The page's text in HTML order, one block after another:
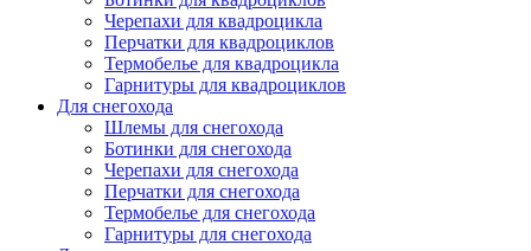
Черепахи для квадроцикла
Перчатки для квадроциклов
Термобелье для квадроцикла
Гарнитуры для квадроциклов
Для снегохода
Шлемы для снегохода
Ботинки для снегохода
Черепахи для снегохода
Перчатки для снегохода
Термобелье для снегохода
Гарнитуры для снегохода